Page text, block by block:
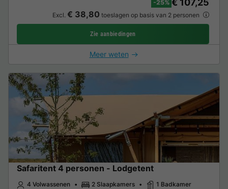
-25% € 107,25
Excl. € 38,80 toeslagen op basis van 2 personen
Zie aanbiedingen
Meer weten
Safaritent 4 personen - Lodgetent
4 Volwassenen 2 Slaapkamers 1 Badkamer